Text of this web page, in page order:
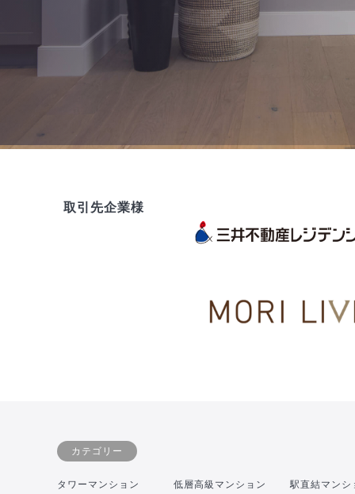
取引先企業様
カテゴリー
タワーマンション 低層高級マンション 駅直結マンシ